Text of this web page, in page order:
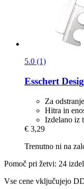
5.0 (1)
Esschert
Za
Hitra in
Izdelano iz
€ 3,29
Trenutno ni na
Pomoč pri žetvi: 24
Vse cene vključujejo